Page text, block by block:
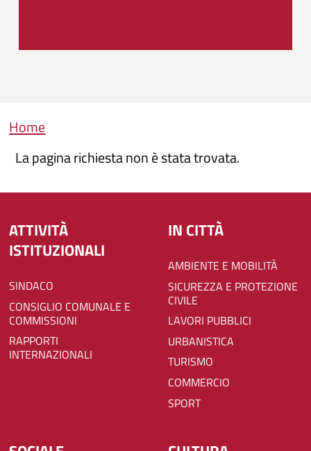
Briciole di pane
Home
La pagina richiesta non è stata trovata.
ATTIVITÀ
ISTITUZIONALI
SINDACO
CONSIGLIO COMUNALE E
COMMISSIONI
RAPPORTI
INTERNAZIONALI
IN CITTÀ
AMBIENTE E MOBILITÀ
SICUREZZA E PROTEZIONE
CIVILE
LAVORI PUBBLICI
URBANISTICA
TURISMO
COMMERCIO
SPORT